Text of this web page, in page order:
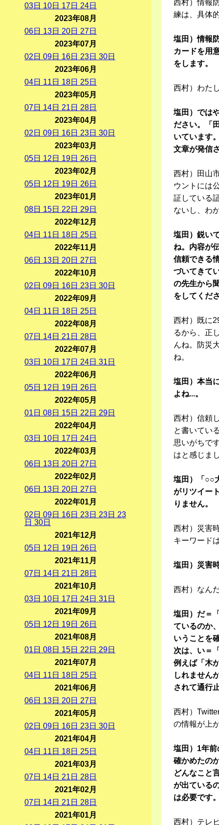
西村）情報
練は、具体
塩田）情報
カードを用
をします。
西村）わた
塩田）では
ださい。「
いています
文章が発信
西村）田山
ウントには
証している
ないし、わ
塩田）鋭い
ね。内容が
信頼できる
づいてきて
の先生から
をしてくだ
西村）既に
るから、正
んね。防災
ね。
塩田）本当
よね...。
西村）信頼
と書いてい
思いがちで
はと感じま
塩田）「○○
がリツイー
りません。
西村）災害
キーワード
塩田）災害
西村）なん
塩田）だ＝
ているのか
いうことを
次は、い＝
例えば「木
しれません
されて通行
西村）
の情報が上
塩田）1年
確かめたの
どんなこと
が出ている
は必要です
西村）テレ
03日 10日 17日 24日
2023年08月
06日 13日 20日 27日
2023年07月
02 日 09日 16日 23日 30日
2023年06月
04日 11 日 18日 25日
2023年05月
07日 14日 21 日 28日
2023年04月
02 日 09日 16日 23日 30日
2023年03月
05日 12 日 19日 26日
2023年02月
05日 12 日 19日 26日
2023年01月
08日 15日 22 日 29日
2022年12月
04日 11 日 18日 25日
2022年11月
06日 13日 20日 27日
2022年10月
02 日 09日 16日 23日 30日
2022年09月
04日 11 日 18日 25日
2022年08月
07日 14日 21 日 28日
2022年07月
03日 10日 17日 24日 31 日
2022年06月
05日 12 日 19日 26日
2022年05月
01 日 08日 15日 22 日 29日
2022年04月
03日 10日 17日 24日
2022年03月
06日 13日 20日 27日
2022年02月
06日 13日 20日 27日
2022年01月
02 日 09日 16日 23日 23日 23
日 30日
2021年12月
05日 12 日 19日 26日
2021年11月
07日 14日 21 日 28日
2021年10月
03日 10日 17日 24日 31 日
2021年09月
05日 12 日 19日 26日
2021年08月
01 日 08日 15日 22 日 29日
2021年07月
04日 11 日 18日 25日
2021年06月
06日 13日 20日 27日
2021年05月
02 日 09日 16日 23日 30日
2021年04月
04日 11 日 18日 25日
2021年03月
07日 14日 21 日 28日
2021年02月
07日 14日 21 日 28日
2021年01月